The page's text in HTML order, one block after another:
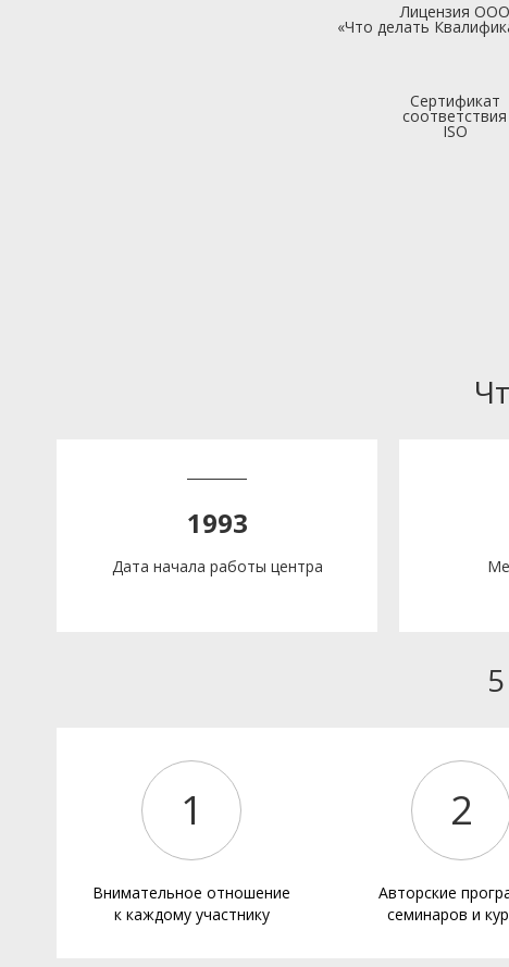
Лицензия ООО
«Что делать
Сертификат
соответствия
ISO
1993
Дата начала работы центра
1
Внимательное отношение
к каждому участнику
2
Авторские
семинаров и